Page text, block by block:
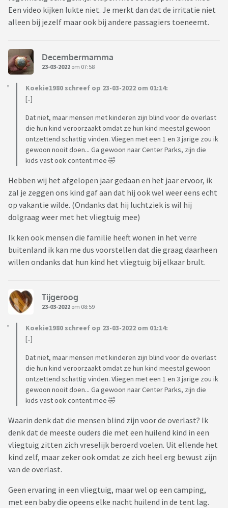
Een video kijken lukte niet. Je merkt dan dat de irritatie niet
alleen bij jezelf maar ook bij andere passagiers toeneemt.
Decembermamma
23-03-2022 om 07:58
Koekie1980 schreef op 23-03-2022 om 01:14:
[..]
Dat niet, maar mensen met kinderen zijn blind voor de overlast
die hun kind veroorzaakt omdat ze hun kind meestal gewoon
ontzettend schattig vinden. Vliegen met een 1 en 3 jarige zou ik
gewoon nooit doen... Ga gewoon naar Center Parks, zijn die
kids vast ook content mee 🤣
Hebben wij het afgelopen jaar gedaan en het jaar ervoor, ik
zal je zeggen ons kind gaf aan dat hij ook wel weer eens echt
op vakantie wilde. (Ondanks dat hij luchtziek is wil hij
dolgraag weer met het vliegtuig mee)
Ik ken ook mensen die familie heeft wonen in het verre
buitenland ik kan me dus voorstellen dat die graag daarheen
willen ondanks dat hun kind het vliegtuig bij elkaar brult.
Tijgeroog
23-03-2022 om 08:59
Koekie1980 schreef op 23-03-2022 om 01:14:
[..]
Dat niet, maar mensen met kinderen zijn blind voor de overlast
die hun kind veroorzaakt omdat ze hun kind meestal gewoon
ontzettend schattig vinden. Vliegen met een 1 en 3 jarige zou ik
gewoon nooit doen... Ga gewoon naar Center Parks, zijn die
kids vast ook content mee 🤣
Waarin denk dat die mensen blind zijn voor de overlast? Ik
denk dat de meeste ouders die met een huilend kind in een
vliegtuig zitten zich vreselijk beroerd voelen. Uit ellende het
kind zelf, maar zeker ook omdat ze zich heel erg bewust zijn
van de overlast.
Geen ervaring in een vliegtuig, maar wel op een camping,
met een baby die opeens elke nacht huilend in de tent lag.